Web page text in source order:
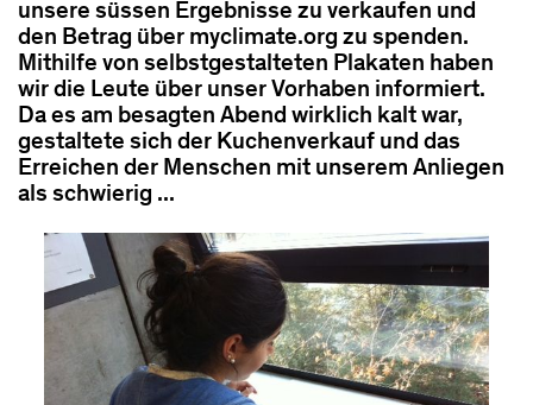
unsere süssen Ergebnisse zu verkaufen und
den Betrag über myclimate.org zu spenden.
Mithilfe von selbstgestalteten Plakaten haben
wir die Leute über unser Vorhaben informiert.
Da es am besagten Abend wirklich kalt war,
gestaltete sich der Kuchenverkauf und das
Erreichen der Menschen mit unserem Anliegen
als schwierig ...